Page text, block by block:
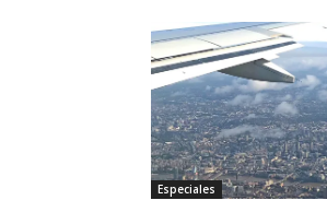
Especiales